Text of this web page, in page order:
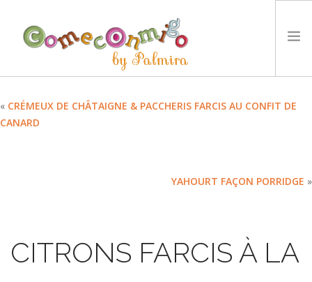
ACCUEIL
RECETTES
SEARCH SITE
« CRÉMEUX DE CHÂTAIGNE & PACCHERIS FARCIS AU CONFIT DE
CANARD
YAHOURT FAÇON PORRIDGE »
CITRONS FARCIS À LA